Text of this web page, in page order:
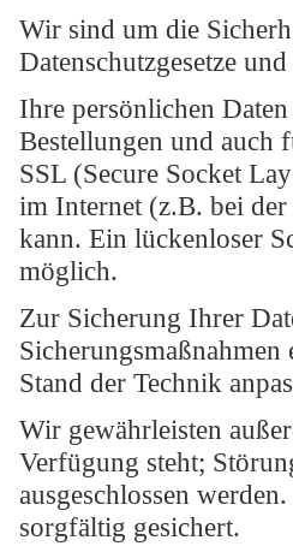
Wir sind um die
Datenschutzgesetze
Ihre persönlichen
Bestellungen und auch
SSL (Secure Socket
im Internet (z.B. bei
kann. Ein lückenloser
möglich.
Zur Sicherung Ihrer
Stand der Technik
Wir gewährleisten
Verfügung steht;
ausgeschlossen
sorgfältig gesichert.